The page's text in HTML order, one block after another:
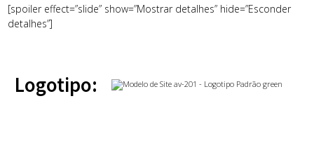
[spoiler effect=”slide” show=”Mostrar detalhes” hide=”Esconder
detalhes”]
Logotipo: